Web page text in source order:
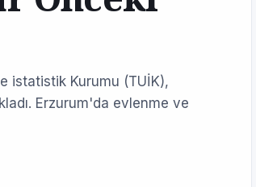
istatistik Kurumu (TUİK),
Erzurum'da evlenme ve